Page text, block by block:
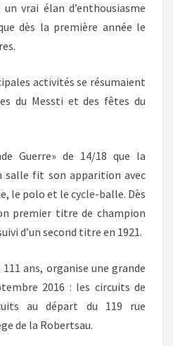
vrai élan d’enthousiasme
dès la première année le
activités se résumaient
du Messti et des fêtes du
Guerre» de 14/18 que la
salle fit son apparition avec
le polo et le cycle-balle. Dès
premier titre de champion
d’un second titre en 1921.
ans, organise une grande
2016 : les circuits de
au départ du 119 rue
de la Robertsau.